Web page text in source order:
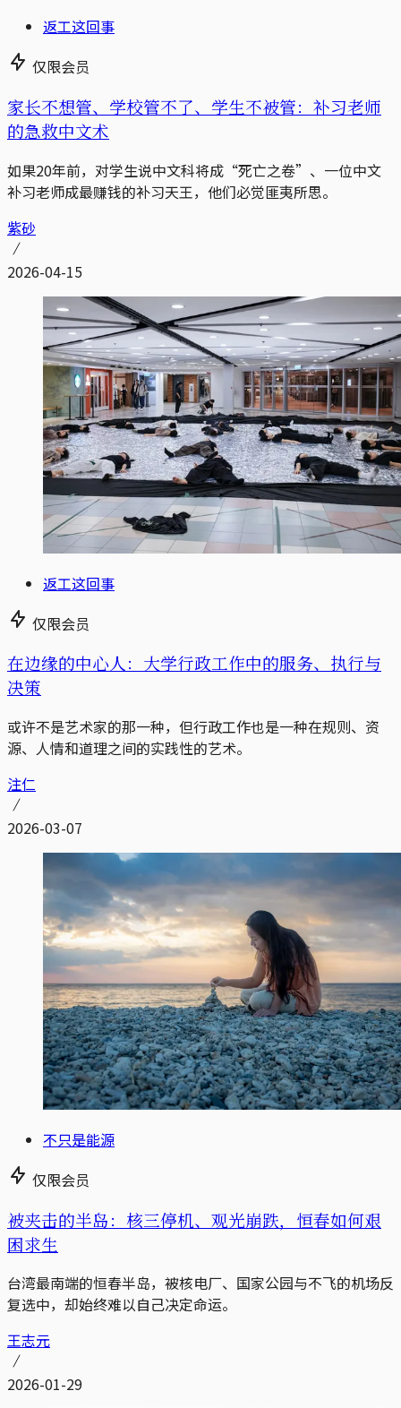
返工这回事
仅限会员
家长不想管、学校管不了、学生不被管：补习老师
的急救中文术
如果20年前，对学生说中文科将成“死亡之卷”、一位中文
补习老师成最赚钱的补习天王，他们必觉匪夷所思。
紫砂
2026-04-15
返工这回事
仅限会员
在边缘的中心人：大学行政工作中的服务、执行与
决策
或许不是艺术家的那一种，但行政工作也是一种在规则、资
源、人情和道理之间的实践性的艺术。
注仁
2026-03-07
不只是能源
仅限会员
被夹击的半岛：核三停机、观光崩跌，恒春如何艰
困求生
台湾最南端的恒春半岛，被核电厂、国家公园与不飞的机场反
复选中，却始终难以自己决定命运。
王志元
2026-01-29